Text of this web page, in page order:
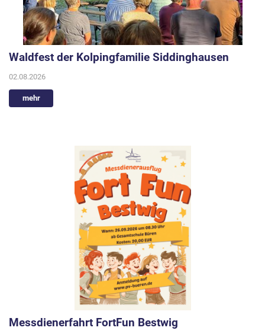
Waldfest der Kolpingfamilie Siddinghausen
02.08.2026
mehr
Messdienerfahrt FortFun Bestwig